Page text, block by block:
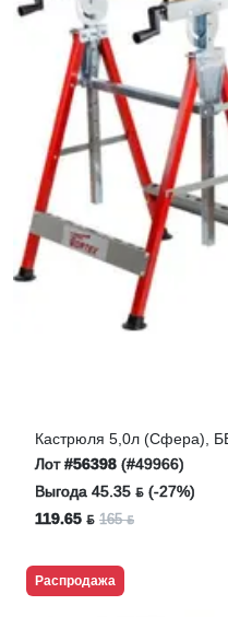
Кастрюля 5,0л (сфера),
Лот#56398 (#49966)
Выгода 45.35 ƃ (-27%)
119.65 ƃ 165 ƃ
Распродажа